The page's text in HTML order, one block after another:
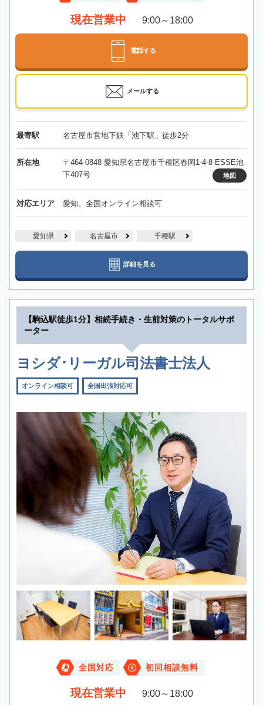
現在営業中 9:00～18:00
電話する
メールする
最寄駅 名古屋市営地下鉄「池下駅」徒歩2分
所在地
〒464-0848 愛知県名古屋市千種区春岡1-4-8 ESSE池
下407号
地図
対応エリア 愛知、全国オンライン相談可
愛知県 名古屋市 千種駅
詳細を見る
【駒込駅徒歩1分】相続手続き・生前対策のトータルサポ
ーター
ヨシダ･リーガル司法書士法人
オンライン相談可 全国出張対応可
全国対応 初回相談無料
現在営業中 9:00～18:00